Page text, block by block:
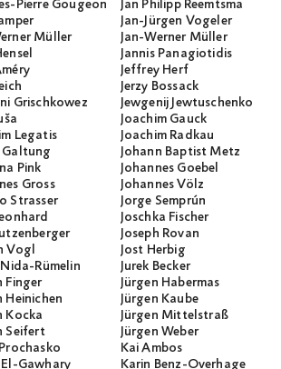
Pierre Gougeon
Jan Philipp Reemtsma
Jan-Jürgen Vogeler
Müller
Jan-Werner Müller
Jannis Panagiotidis
Jeffrey Herf
Jerzy Bossack
Grischkowez
Jewgenij Jewtuschenko
Joachim Gauck
Legatis
Joachim Radkau
Galtung
Johann Baptist Metz
Pink
Johannes Goebel
Gross
Johannes Völz
Strasser
Jorge Semprún
Joschka Fischer
Joseph Rovan
Vogl
Jost Herbig
Rümelin
Jurek Becker
Finger
Jürgen Habermas
Heinichen
Jürgen Kaube
Kocka
Jürgen Mittelstraß
Seifert
Jürgen Weber
Kai Ambos
Gawhary
Karin Benz-Overhage